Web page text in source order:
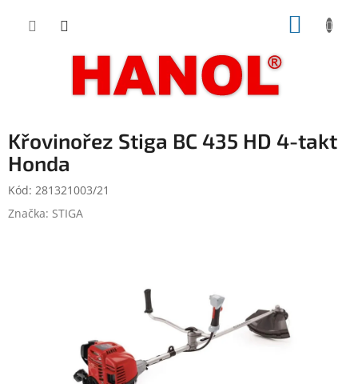
Křovinořez Stiga BC 435 HD 4-takt
Honda
Kód: 281321003/21
Značka: STIGA